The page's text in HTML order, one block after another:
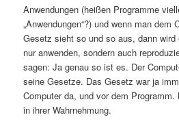
Anwendungen (heißen Programme
„Anwendungen“?) und wenn man dem
Gesetz sieht so und so aus, dann
nur anwenden, sondern auch
sagen: Ja genau so ist es. Der
seine Gesetze. Das Gesetz war ja
Computer da, und vor dem
in ihrer Wahrnehmung.